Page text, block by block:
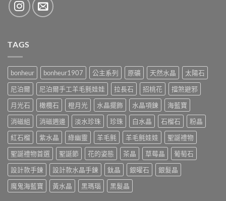
TAGS
bonheur bonheur1907 公主系列 原礦 天然水晶
太陽石
尼泊爾
尼泊爾手工羊毛氈娃娃 拉長石 招桃花
擋煞避邪
月光石
橄欖石 橙月光 水晶擺飾 水晶項鍊
海藍寶
消磁組
消磁週邊 淡水珍珠 珍珠 白水晶 石榴石
粉晶
紅石榴
紫水晶 綠幽靈 羊毛氈 羊毛氈娃娃
聖誕禮物
聖誕禮物首選
聖誕節 花的姿態 茶晶 草莓晶
葡萄石
設計款手鍊
設計款水晶手鍊 鈦晶 銀曜石
銀髮晶
魔鬼海藍寶
黃水晶 黑瑪瑙 黑髮晶